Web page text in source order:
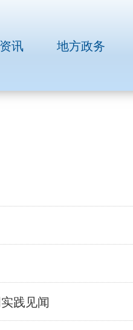
讯 地方政务
践见闻